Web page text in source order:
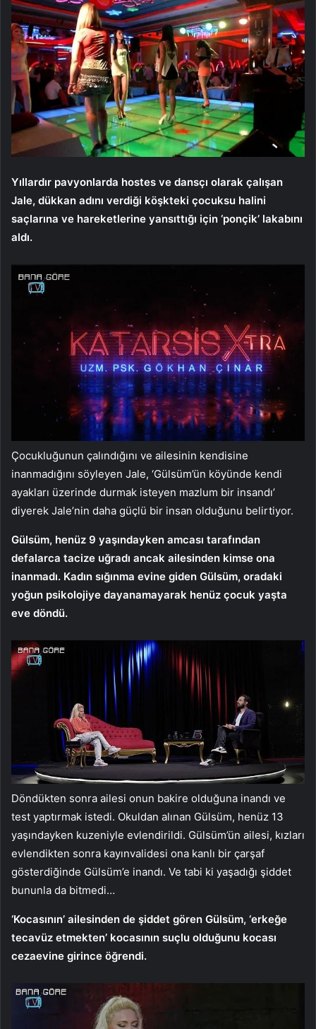
Yıllardır pavyonlarda hostes ve dansçı olarak çalışan
Jale, dükkan adını verdiği köşkteki çocuksu halini
saçlarına ve hareketlerine yansıttığı için ‘ponçik’ lakabını
aldı.
Çocukluğunun çalındığını ve ailesinin kendisine
inanmadığını söyleyen Jale, ‘Gülsüm’ün köyünde kendi
ayakları üzerinde durmak isteyen mazlum bir insandı’
diyerek Jale’nin daha güçlü bir insan olduğunu belirtiyor.
Gülsüm, henüz 9 yaşındayken amcası tarafından
defalarca tacize uğradı ancak ailesinden kimse ona
inanmadı. Kadın sığınma evine giden Gülsüm, oradaki
yoğun psikolojiye dayanamayarak henüz çocuk yaşta
eve döndü.
Döndükten sonra ailesi onun bakire olduğuna inandı ve
test yaptırmak istedi. Okuldan alınan Gülsüm, henüz 13
yaşındayken kuzeniyle evlendirildi. Gülsüm’ün ailesi, kızları
evlendikten sonra kayınvalidesi ona kanlı bir çarşaf
gösterdiğinde Gülsüm’e inandı. Ve tabi ki yaşadığı şiddet
bununla da bitmedi…
‘Kocasının’ ailesinden de şiddet gören Gülsüm, ‘erkeğe
tecavüz etmekten’ kocasının suçlu olduğunu kocası
cezaevine girince öğrendi.